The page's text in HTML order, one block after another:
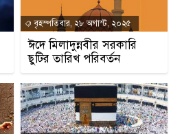
বৃহস্পতিবার, ২৮ অগাস্ট, ২০২৫
ঈদে মিলাদুন্নবীর সরকারি
ছুটির তারিখ পরিবর্তন